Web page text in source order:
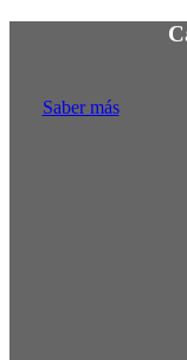
Saber más